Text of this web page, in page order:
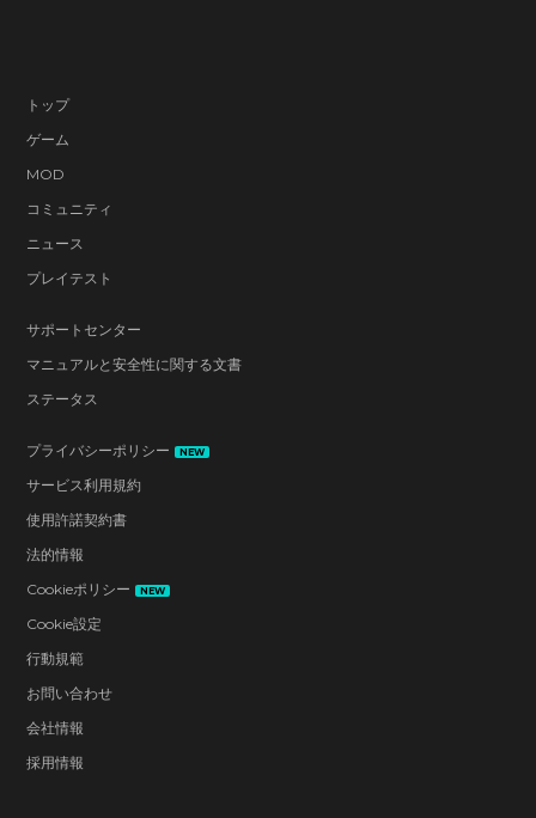
トップ
ゲーム
MOD
コミュニティ
ニュース
プレイテスト
サポートセンター
マニュアルと安全性に関する文書
ステータス
プライバシーポリシー NEW
サービス利用規約
使用許諾契約書
法的情報
Cookieポリシー
NEW
Cookie設定
行動規範
お問い合わせ
会社情報
採用情報